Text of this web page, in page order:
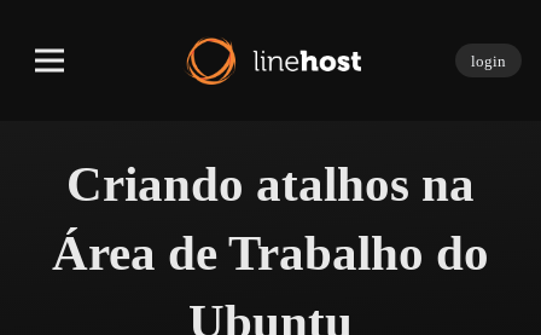
login
Criando atalhos na
Área de Trabalho do
Ubuntu